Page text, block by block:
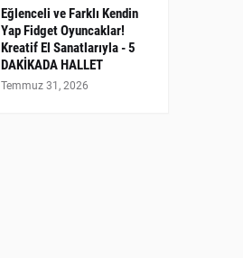
Eğlenceli ve Farklı Kendin
Yap Fidget Oyuncaklar!
Kreatif El Sanatlarıyla - 5
DAKİKADA HALLET
Temmuz 31, 2026